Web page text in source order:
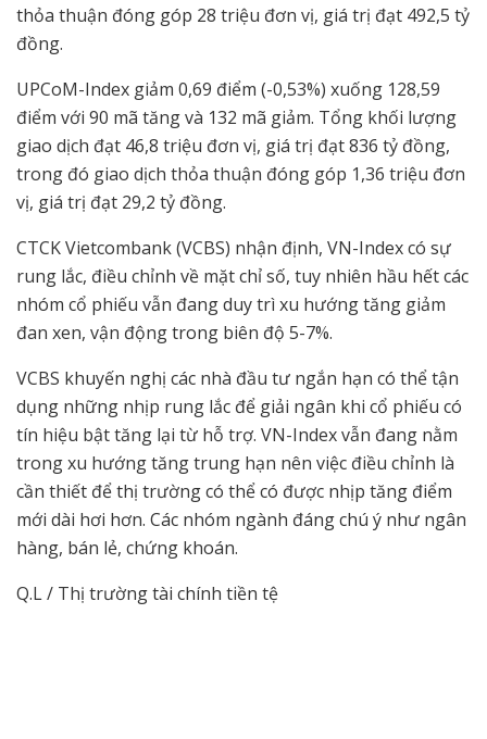
thỏa thuận đóng góp 28 triệu đơn vị, giá trị đạt 492,5 tỷ
đồng.
UPCoM-Index giảm 0,69 điểm (-0,53%) xuống 128,59
điểm với 90 mã tăng và 132 mã giảm. Tổng khối lượng
giao dịch đạt 46,8 triệu đơn vị, giá trị đạt 836 tỷ đồng,
trong đó giao dịch thỏa thuận đóng góp 1,36 triệu đơn
vị, giá trị đạt 29,2 tỷ đồng.
CTCK Vietcombank (VCBS) nhận định, VN-Index có sự
rung lắc, điều chỉnh về mặt chỉ số, tuy nhiên hầu hết các
nhóm cổ phiếu vẫn đang duy trì xu hướng tăng giảm
đan xen, vận động trong biên độ 5-7%.
VCBS khuyến nghị các nhà đầu tư ngắn hạn có thể tận
dụng những nhịp rung lắc để giải ngân khi cổ phiếu có
tín hiệu bật tăng lại từ hỗ trợ. VN-Index vẫn đang nằm
trong xu hướng tăng trung hạn nên việc điều chỉnh là
cần thiết để thị trường có thể có được nhịp tăng điểm
mới dài hơi hơn. Các nhóm ngành đáng chú ý như ngân
hàng, bán lẻ, chứng khoán.
Q.L / Thị trường tài chính tiền tệ